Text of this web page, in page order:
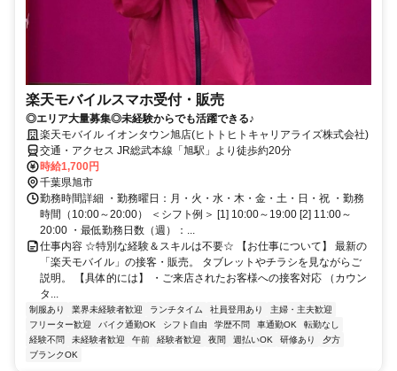
楽天モバイルスマホ受付・販売
◎エリア大量募集◎未経験からでも活躍できる♪
楽天モバイル イオンタウン旭店(ヒトトヒトキャリアライズ株式会社)
交通・アクセス JR総武本線「旭駅」より徒歩約20分
時給1,700円
千葉県旭市
勤務時間詳細 ・勤務曜日：月・火・水・木・金・土・日・祝 ・勤務
時間（10:00～20:00） ＜シフト例＞ [1] 10:00～19:00 [2] 11:00～
20:00 ・最低勤務日数（週）：...
仕事内容 ☆特別な経験＆スキルは不要☆ 【お仕事について】 最新の
「楽天モバイル」の接客・販売。 タブレットやチラシを見ながらご
説明。 【具体的には】 ・ご来店されたお客様への接客対応 （カウン
タ...
制服あり 業界未経験者歓迎 ランチタイム 社員登用あり
主婦・主夫歓迎
フリーター歓迎
バイク通勤OK シフト自由 学歴不問 車通勤OK
転勤なし
経験不問
未経験者歓迎 午前 経験者歓迎 夜間 週払いOK 研修あり
夕方
ブランクOK